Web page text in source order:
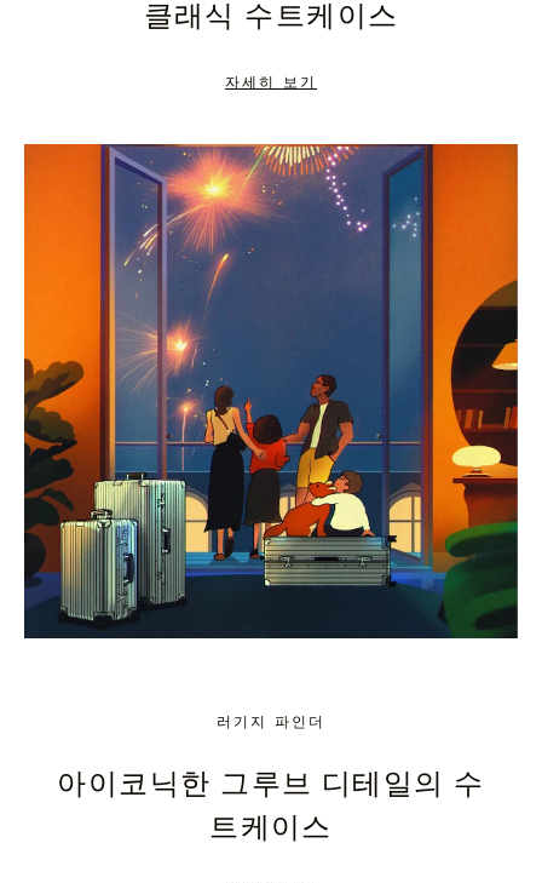
TO
UNMUTE
클래식 수트케이스
자세히 보기
러기지 파인더
아이코닉한 그루브 디테일의 수
트케이스